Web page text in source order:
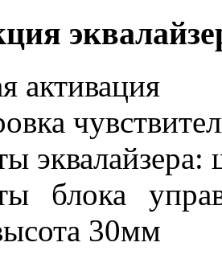
активация
блока
30мм